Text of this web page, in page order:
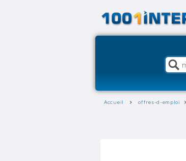
Accueil offres-d-emploi